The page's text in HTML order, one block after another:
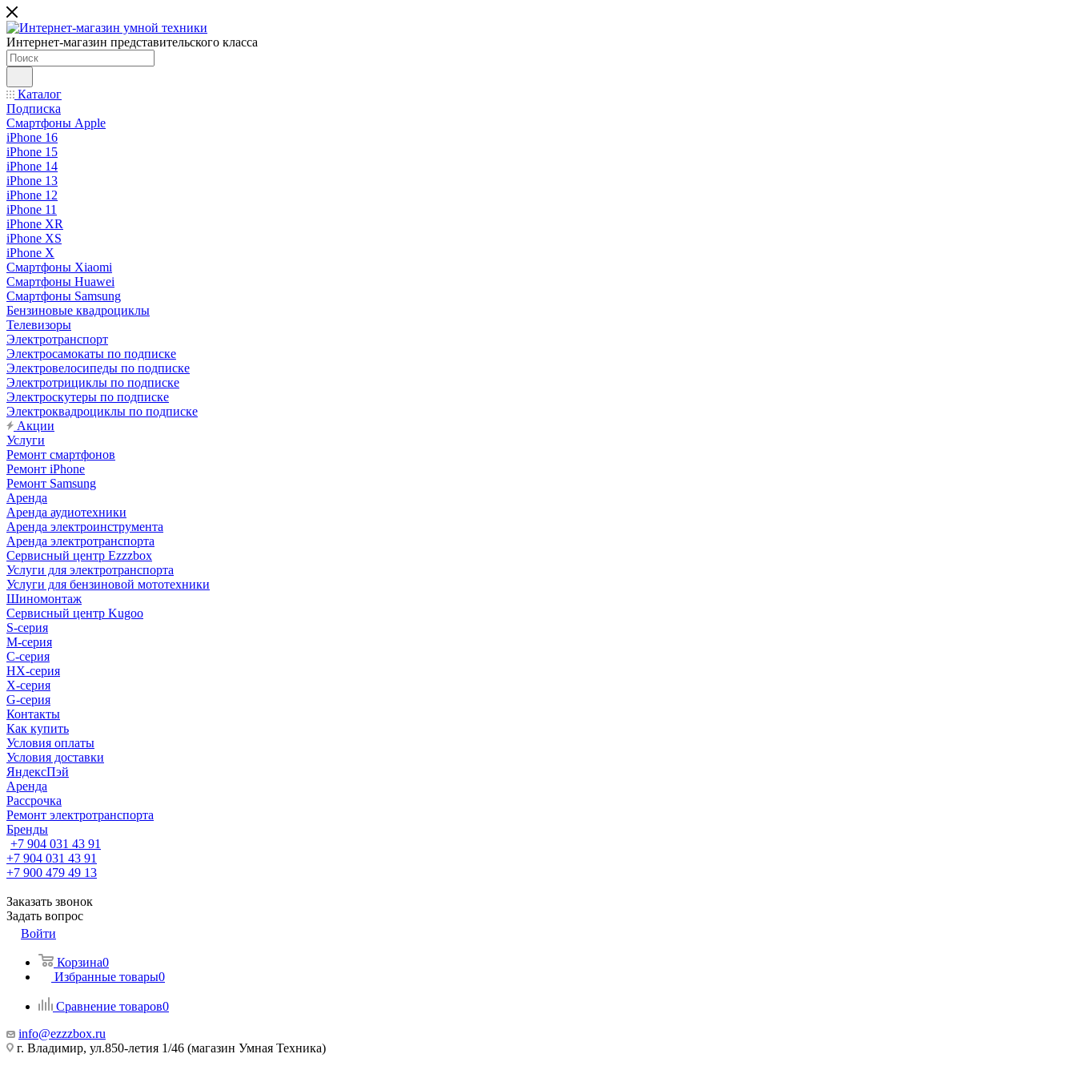
Интернет-магазин представительского класса
Каталог
Подписка
Смартфоны Apple
iPhone 16
iPhone 15
iPhone 14
iPhone 13
iPhone 12
iPhone 11
iPhone XR
iPhone XS
iPhone X
Смартфоны Xiaomi
Смартфоны Huawei
Смартфоны Samsung
Бензиновые квадроциклы
Телевизоры
Электротранспорт
Электросамокаты по подписке
Электровелосипеды по подписке
Электротрициклы по подписке
Электроскутеры по подписке
Электроквадроциклы по подписке
Акции
Услуги
Ремонт смартфонов
Ремонт iPhone
Ремонт Samsung
Аренда
Аренда аудиотехники
Аренда электроинструмента
Аренда электротранспорта
Сервисный центр Ezzzbox
Услуги для электротранспорта
Услуги для бензиновой мототехники
Шиномонтаж
Сервисный центр Kugoo
S-cерия
M-серия
С-серия
HX-серия
X-серия
G-серия
Контакты
Как купить
Условия оплаты
Условия доставки
ЯндексПэй
Аренда
Рассрочка
Ремонт электротранспорта
Бренды
+7 904 031 43 91
+7 904 031 43 91
+7 900 479 49 13
Заказать звонок
Задать вопрос
Войти
Корзина0
Избранные товары0
Сравнение товаров0
info@ezzzbox.ru
г. Владимир, ул.850-летия 1/46 (магазин Умная Техника)